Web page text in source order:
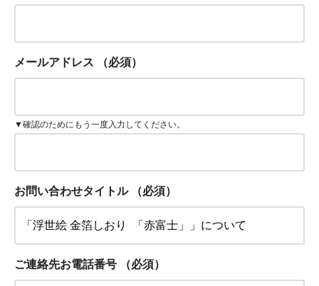
メールアドレス （必須）
▼確認のためにもう一度入力してください。
お問い合わせタイトル （必須）
ご連絡先お電話番号 （必須）